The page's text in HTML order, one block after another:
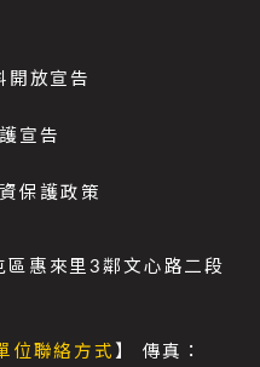
開放宣告
宣告
保護政策
惠來里3鄰文心路二段
位聯絡方式 】 傳真：